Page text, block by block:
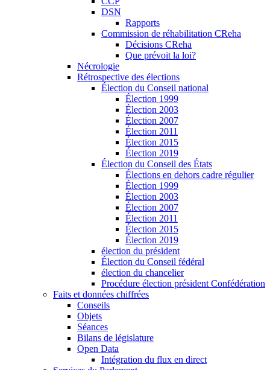
DSN
Rapports
Commission de réhabilitation CReha
Décisions CReha
Que prévoit la loi?
Nécrologie
Rétrospective des élections
Élection du Conseil national
Élection 1999
Élection 2003
Élection 2007
Élection 2011
Élection 2015
Élection 2019
Élection du Conseil des États
Élections en dehors cadre régulier
Élection 1999
Élection 2003
Élection 2007
Élection 2011
Élection 2015
Élection 2019
élection du président
Élection du Conseil fédéral
élection du chancelier
Procédure élection président Confédération
Faits et données chiffrées
Conseils
Objets
Séances
Bilans de législature
Open Data
Intégration du flux en direct